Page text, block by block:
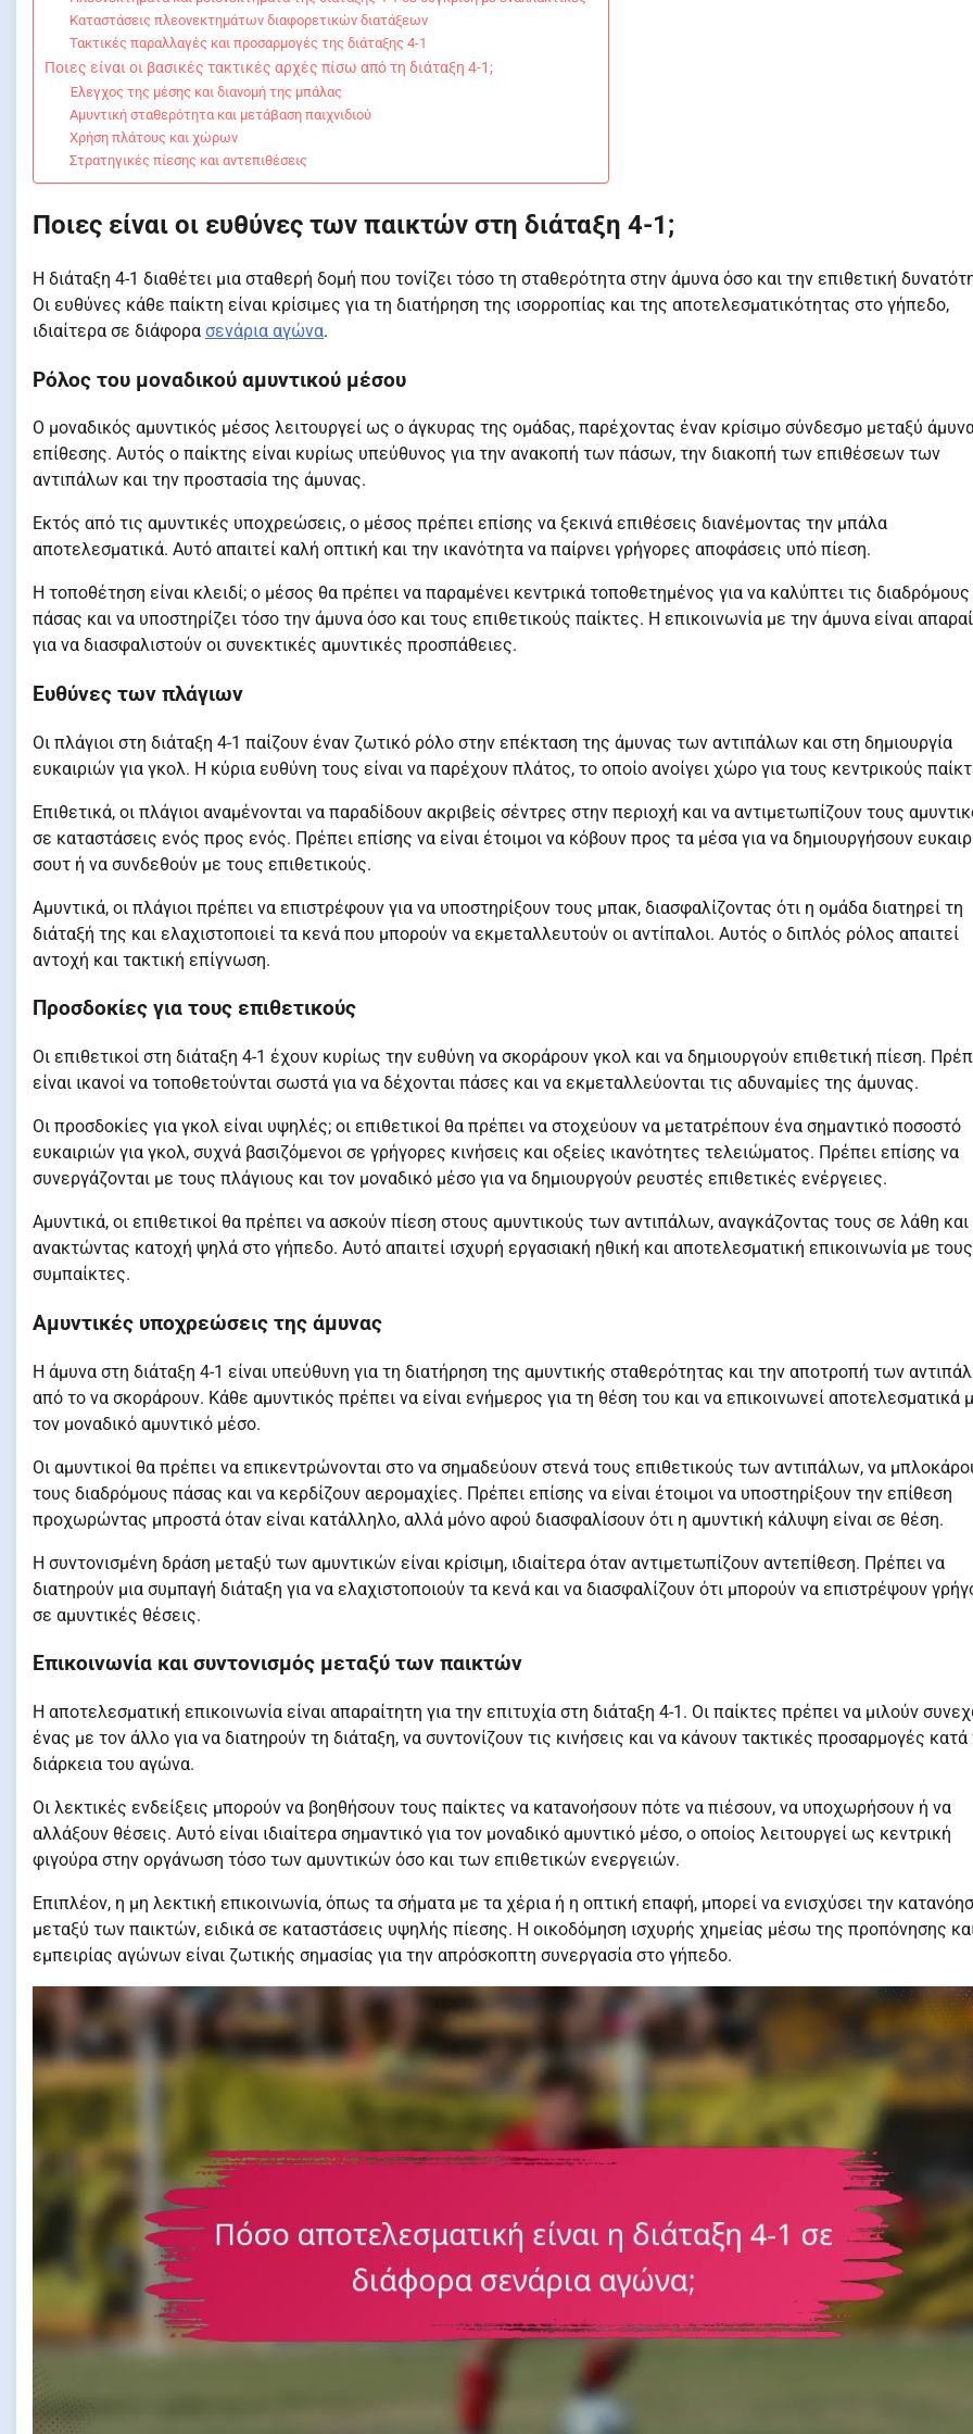
Καταστάσεις πλεονεκτημάτων διαφορετικών διατάξεων
Τακτικές παραλλαγές και προσαρμογές της διάταξης 4-1
Ποιες είναι οι βασικές τακτικές αρχές πίσω από τη διάταξη 4-1;
Έλεγχος της μέσης και διανομή της μπάλας
Αμυντική σταθερότητα και μετάβαση παιχνιδιού
Χρήση πλάτους και χώρων
Στρατηγικές πίεσης και αντεπιθέσεις
Ποιες είναι οι ευθύνες των παικτών στη διάταξη 4-1;
Η διάταξη 4-1 διαθέτει μια σταθερή δομή που τονίζει τόσο τη σταθερότητα στην άμυνα όσο και την επιθετική
Οι ευθύνες κάθε παίκτη είναι κρίσιμες για τη διατήρηση της ισορροπίας και της αποτελεσματικότητας στο γήπεδο,
ιδιαίτερα σε διάφορα σενάρια αγώνα.
Ρόλος του μοναδικού αμυντικού μέσου
Ο μοναδικός αμυντικός μέσος λειτουργεί ως ο άγκυρας της ομάδας, παρέχοντας έναν κρίσιμο σύνδεσμο μεταξύ
επίθεσης. Αυτός ο παίκτης είναι κυρίως υπεύθυνος για την ανακοπή των πάσων, την διακοπή των επιθέσεων των
αντιπάλων και την προστασία της άμυνας.
Εκτός από τις αμυντικές υποχρεώσεις, ο μέσος πρέπει επίσης να ξεκινά επιθέσεις διανέμοντας την μπάλα
αποτελεσματικά. Αυτό απαιτεί καλή οπτική και την ικανότητα να παίρνει γρήγορες αποφάσεις υπό πίεση.
Η τοποθέτηση είναι κλειδί; ο μέσος θα πρέπει να παραμένει κεντρικά τοποθετημένος για να καλύπτει τις διαδρόμους
πάσας και να υποστηρίζει τόσο την άμυνα όσο και τους επιθετικούς παίκτες. Η επικοινωνία με την άμυνα είναι
για να διασφαλιστούν οι συνεκτικές αμυντικές προσπάθειες.
Ευθύνες των πλάγιων
Οι πλάγιοι στη διάταξη 4-1 παίζουν έναν ζωτικό ρόλο στην επέκταση της άμυνας των αντιπάλων και στη δημιουργία
ευκαιριών για γκολ. Η κύρια ευθύνη τους είναι να παρέχουν πλάτος, το οποίο ανοίγει χώρο για τους κεντρικούς
Επιθετικά, οι πλάγιοι αναμένονται να παραδίδουν ακριβείς σέντρες στην περιοχή και να αντιμετωπίζουν τους
σε καταστάσεις ενός προς ενός. Πρέπει επίσης να είναι έτοιμοι να κόβουν προς τα μέσα για να δημιουργήσουν
σουτ ή να συνδεθούν με τους επιθετικούς.
Αμυντικά, οι πλάγιοι πρέπει να επιστρέφουν για να υποστηρίξουν τους μπακ, διασφαλίζοντας ότι η ομάδα διατηρεί τη
διάταξή της και ελαχιστοποιεί τα κενά που μπορούν να εκμεταλλευτούν οι αντίπαλοι. Αυτός ο διπλός ρόλος απαιτεί
αντοχή και τακτική επίγνωση.
Προσδοκίες για τους επιθετικούς
Οι επιθετικοί στη διάταξη 4-1 έχουν κυρίως την ευθύνη να σκοράρουν γκολ και να δημιουργούν επιθετική πίεση.
είναι ικανοί να τοποθετούνται σωστά για να δέχονται πάσες και να εκμεταλλεύονται τις αδυναμίες της άμυνας.
Οι προσδοκίες για γκολ είναι υψηλές; οι επιθετικοί θα πρέπει να στοχεύουν να μετατρέπουν ένα σημαντικό ποσοστό
ευκαιριών για γκολ, συχνά βασιζόμενοι σε γρήγορες κινήσεις και οξείες ικανότητες τελειώματος. Πρέπει επίσης να
συνεργάζονται με τους πλάγιους και τον μοναδικό μέσο για να δημιουργούν ρευστές επιθετικές ενέργειες.
Αμυντικά, οι επιθετικοί θα πρέπει να ασκούν πίεση στους αμυντικούς των αντιπάλων, αναγκάζοντας τους σε λάθη και
ανακτώντας κατοχή ψηλά στο γήπεδο. Αυτό απαιτεί ισχυρή εργασιακή ηθική και αποτελεσματική επικοινωνία με τους
συμπαίκτες.
Αμυντικές υποχρεώσεις της άμυνας
Η άμυνα στη διάταξη 4-1 είναι υπεύθυνη για τη διατήρηση της αμυντικής σταθερότητας και την αποτροπή των
από το να σκοράρουν. Κάθε αμυντικός πρέπει να είναι ενήμερος για τη θέση του και να επικοινωνεί αποτελεσματικά
τον μοναδικό αμυντικό μέσο.
Οι αμυντικοί θα πρέπει να επικεντρώνονται στο να σημαδεύουν στενά τους επιθετικούς των αντιπάλων, να
τους διαδρόμους πάσας και να κερδίζουν αερομαχίες. Πρέπει επίσης να είναι έτοιμοι να υποστηρίξουν την επίθεση
προχωρώντας μπροστά όταν είναι κατάλληλο, αλλά μόνο αφού διασφαλίσουν ότι η αμυντική κάλυψη είναι σε θέση.
Η συντονισμένη δράση μεταξύ των αμυντικών είναι κρίσιμη, ιδιαίτερα όταν αντιμετωπίζουν αντεπίθεση. Πρέπει να
διατηρούν μια συμπαγή διάταξη για να ελαχιστοποιούν τα κενά και να διασφαλίζουν ότι μπορούν να επιστρέψουν
σε αμυντικές θέσεις.
Επικοινωνία και συντονισμός μεταξύ των παικτών
Η αποτελεσματική επικοινωνία είναι απαραίτητη για την επιτυχία στη διάταξη 4-1. Οι παίκτες πρέπει να μιλούν
ένας με τον άλλο για να διατηρούν τη διάταξη, να συντονίζουν τις κινήσεις και να κάνουν τακτικές προσαρμογές κατά
διάρκεια του αγώνα.
Οι λεκτικές ενδείξεις μπορούν να βοηθήσουν τους παίκτες να κατανοήσουν πότε να πιέσουν, να υποχωρήσουν ή να
αλλάξουν θέσεις. Αυτό είναι ιδιαίτερα σημαντικό για τον μοναδικό αμυντικό μέσο, ο οποίος λειτουργεί ως κεντρική
φιγούρα στην οργάνωση τόσο των αμυντικών όσο και των επιθετικών ενεργειών.
Επιπλέον, η μη λεκτική επικοινωνία, όπως τα σήματα με τα χέρια ή η οπτική επαφή, μπορεί να ενισχύσει την
μεταξύ των παικτών, ειδικά σε καταστάσεις υψηλής πίεσης. Η οικοδόμηση ισχυρής χημείας μέσω της προπόνησης
εμπειρίας αγώνων είναι ζωτικής σημασίας για την απρόσκοπτη συνεργασία στο γήπεδο.